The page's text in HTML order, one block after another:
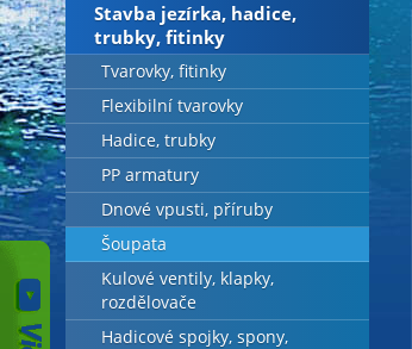
Stavba jezírka, hadice,
trubky, fitinky
Tvarovky, fitinky
Flexibilní tvarovky
Hadice, trubky
PP armatury
Dnové vpusti, příruby
Šoupata
Kulové ventily, klapky,
rozdělovače
Hadicové spojky, spony,